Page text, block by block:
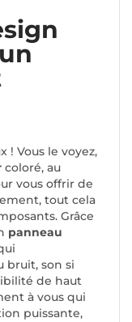
! Vous le voyez,
coloré, au
vous offrir de
tout cela
Grâce
panneau
bruit, son si
de haut
à vous qui
puissante,